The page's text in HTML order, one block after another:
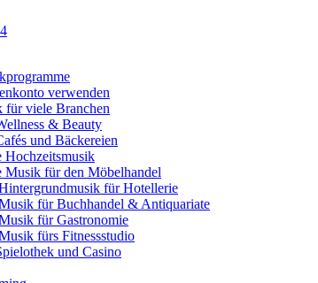
verwenden
viele Branchen
& Beauty
und Bäckereien
Hochzeitsmusik
Musik für den Möbelhandel
für Hotellerie
für Buchhandel & Antiquariate
für Gastronomie
fürs Fitnessstudio
und Casino